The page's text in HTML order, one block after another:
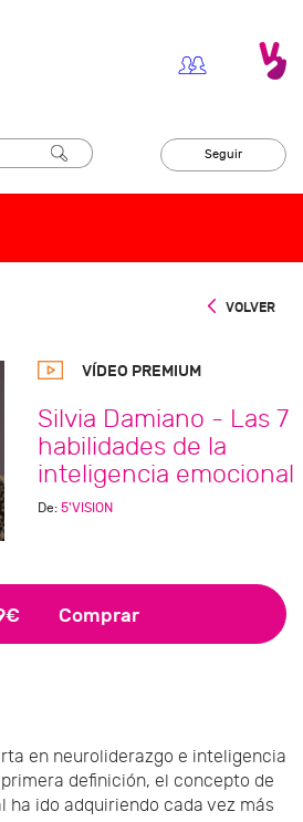
Seguir
VOLVER
VÍDEO PREMIUM
Silvia Damiano - Las 7
habilidades de la
inteligencia emocional
De: 5'VISION
Comprar
en neuroliderazgo e inteligencia
definición, el concepto de
ha ido adquiriendo cada vez más